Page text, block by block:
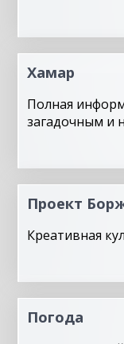
Хамар
Полная
загадочным и
Проект
Креативная
Погода